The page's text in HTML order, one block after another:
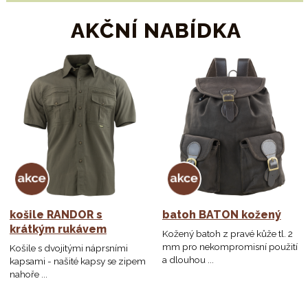
AKČNÍ NABÍDKA
košile RANDOR s
krátkým rukávem
Košile s dvojitými náprsními
kapsami - našité kapsy se zipem
nahoře ...
batoh BATON kožený
Kožený batoh z pravé kůže tl. 2
mm pro nekompromisní použití
a dlouhou ...